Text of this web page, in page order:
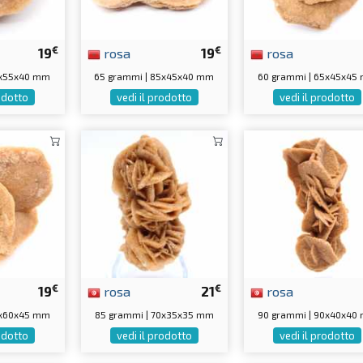
19€
mm
19€
rosa
65 grammi | 85x45x40 mm
vedi il prodotto
rosa
60 grammi | 65x45x45
vedi il prodotto
19€
mm
21€
rosa
85 grammi | 70x35x35 mm
vedi il prodotto
rosa
90 grammi | 90x40x40
vedi il prodotto